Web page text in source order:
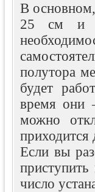
В
25 см и
полутора
будет
время они
можно
приходится
Если вы
число